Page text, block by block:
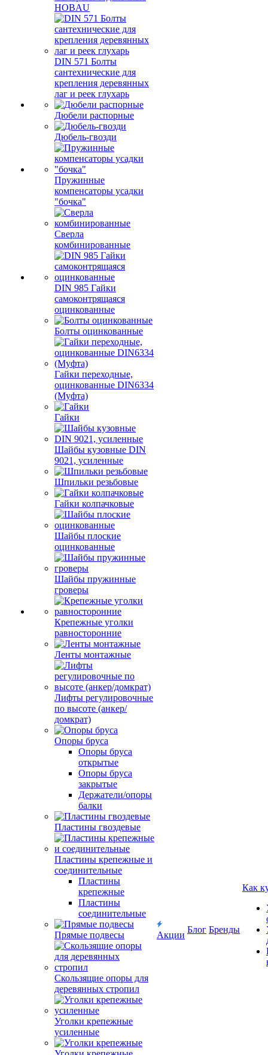
HOBAU
DIN 571 Болты
сантехнические для
крепления деревянных
лаг и реек глухарь
Дюбели распорные
Дюбель-гвозди
Пружинные
компенсаторы усадки
"бочка"
Сверла
комбинированные
DIN 985 Гайки
самоконтрящаяся
оцинкованные
Болты оцинкованные
Гайки переходные,
оцинкованные DIN6334
(Муфта)
Гайки
Шайбы кузовные DIN
9021, усиленные
Шпильки резьбовые
Гайки колпачковые
Шайбы плоские
оцинкованные
Шайбы пружинные
гроверы
Крепежные уголки
равносторонние
Ленты монтажные
Лифты регулировочные
по высоте (анкер/
домкрат)
Опоры бруса
Опоры бруса
открытые
Опоры бруса
закрытые
Держатели/опоры
балки
Пластины гвоздевые
Пластины крепежные и
соединительные
Пластины
крепежные
Пластины
соединительные
Прямые подвесы
Скользящие опоры для
деревянных стропил
Уголки крепежные
усиленные
Акции
Блог Бренды
Как